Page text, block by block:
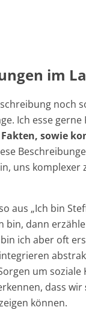
im
noch
Ich esse
sowie
uns
aus „Ich bin
dann
ich aber oft
um soziale
dass wir
können.